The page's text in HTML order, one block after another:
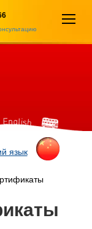
меню
«Мисс
язык